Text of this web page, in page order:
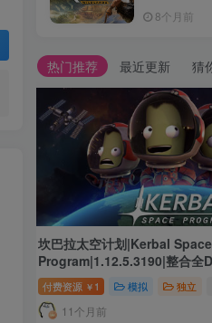
DLC8个月前
热门推荐 最近更新 猜
坎巴拉太空计划|Kerbal Space
Program|1.12.5.3190|整合全
付费资源 ￥ 1 模拟 独立
11个月前